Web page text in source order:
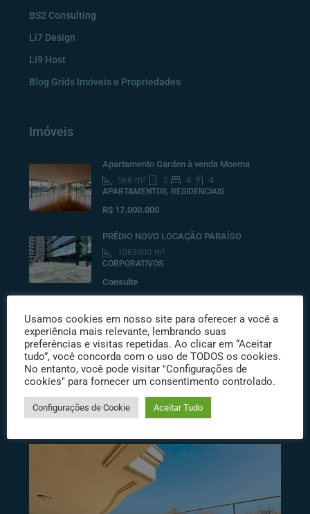
BS2 Consulting
Li7 Design
Li9 Host
Blog Grids Imóveis e Propriedades
Imóveis
Apartamento Garden à venda Moema
568 m² 2 4
4
APARTAMENTOS, RESIDENCIAIS
R$ 17.000.000
PRÉDIO NOVO LOCAÇÃO PARAÍSO
1063900 m²
CORPORATIVOS
Consulte
365m², 3 suítes
528 m² 3
6
COBERTURAS RESIDENCIAIS, RESIDENCIAIS
R$10.500.000
Destacados
Usamos cookies em nosso site para oferecer a você a
experiência mais relevante, lembrando suas
preferências e visitas repetidas. Ao clicar em “Aceitar
tudo”, você concorda com o uso de TODOS os cookies.
No entanto, você pode visitar "Configurações de
cookies" para fornecer um consentimento controlado.
Configurações de Cookie Aceitar Tudo